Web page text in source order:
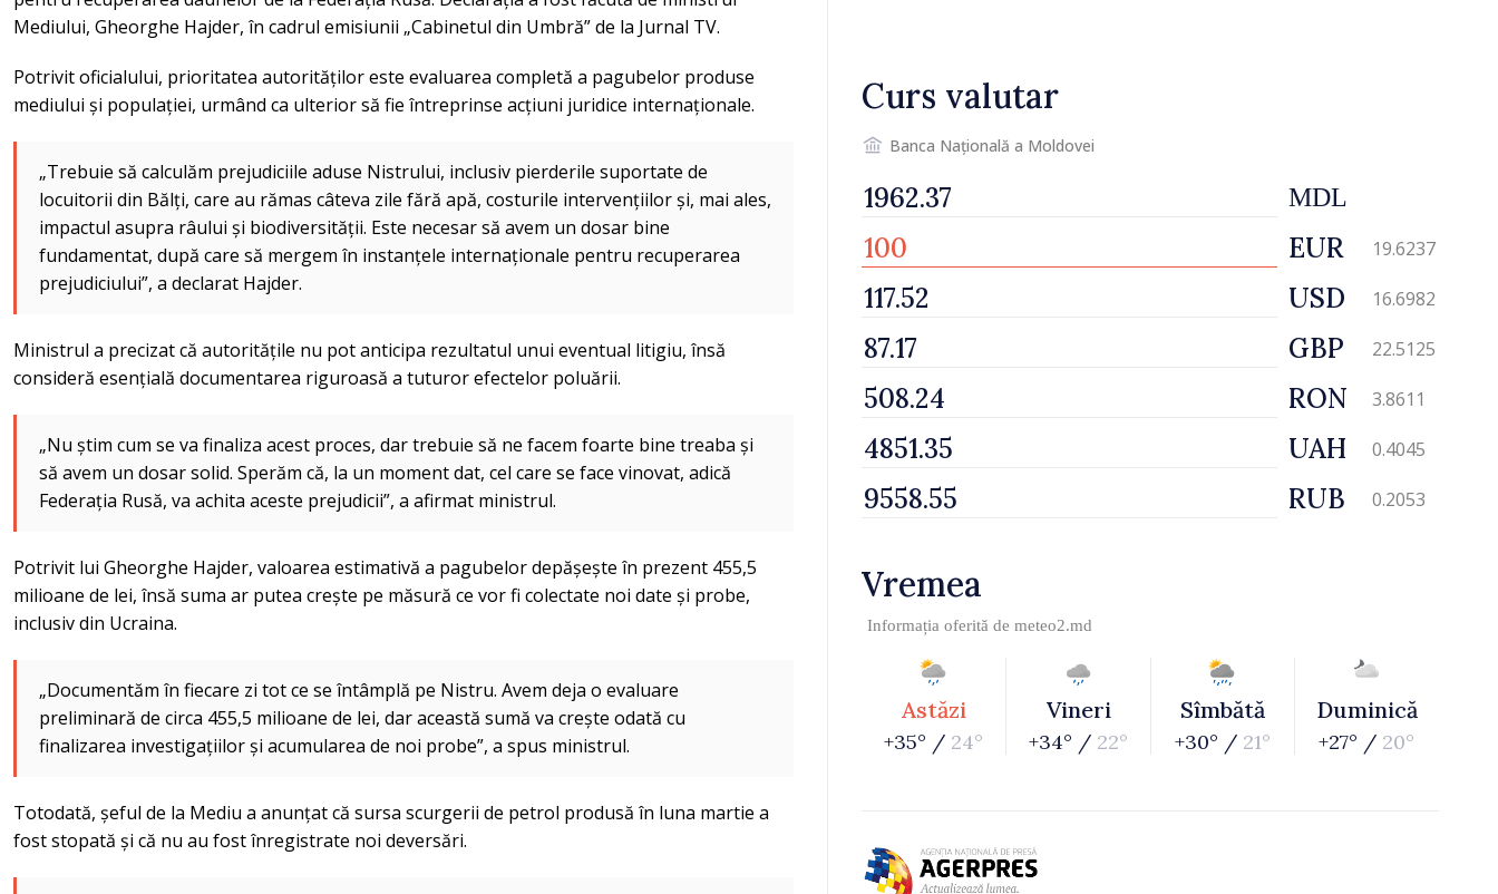
Mediului, Gheorghe Hajder, în cadrul emisiunii „Cabinetul din Umbră” de la Jurnal TV.
Potrivit oficialului, prioritatea autorităților este evaluarea completă a pagubelor produse
mediului și populației, urmând ca ulterior să fie întreprinse acțiuni juridice internaționale.
„Trebuie să calculăm prejudiciile aduse Nistrului, inclusiv pierderile suportate de
locuitorii din Bălți, care au rămas câteva zile fără apă, costurile intervențiilor și, mai ales,
impactul asupra râului și biodiversității. Este necesar să avem un dosar bine
fundamentat, după care să mergem în instanțele internaționale pentru recuperarea
prejudiciului”, a declarat Hajder.
Ministrul a precizat că autoritățile nu pot anticipa rezultatul unui eventual litigiu, însă
consideră esențială documentarea riguroasă a tuturor efectelor poluării.
„Nu știm cum se va finaliza acest proces, dar trebuie să ne facem foarte bine treaba și
să avem un dosar solid. Sperăm că, la un moment dat, cel care se face vinovat, adică
Federația Rusă, va achita aceste prejudicii”, a afirmat ministrul.
Potrivit lui Gheorghe Hajder, valoarea estimativă a pagubelor depășește în prezent 455,5
milioane de lei, însă suma ar putea crește pe măsură ce vor fi colectate noi date și probe,
inclusiv din Ucraina.
„Documentăm în fiecare zi tot ce se întâmplă pe Nistru. Avem deja o evaluare
preliminară de circa 455,5 milioane de lei, dar această sumă va crește odată cu
finalizarea investigațiilor și acumularea de noi probe”, a spus ministrul.
Totodată, șeful de la Mediu a anunțat că sursa scurgerii de petrol produsă în luna martie a
fost stopată și că nu au fost înregistrate noi deversări.
Curs valutar
Banca Națională a Moldovei
MDL
EUR 19.6237
USD 16.6982
GBP 22.5125
RON 3.8611
UAH 0.4045
RUB 0.2053
Vremea
Informația oferită de meteo2.md
Astăzi
+35° / 24°
Vineri
+34° / 22°
Sîmbătă
+30° / 21°
Duminică
+27° / 20°